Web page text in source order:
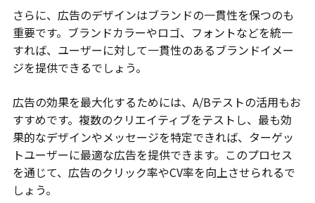
さらに、広告のデザインはブランドの一貫性を保つのも
重要です。ブランドカラーやロゴ、フォントなどを統一
すれば、ユーザーに対して一貫性のあるブランドイメー
ジを提供できるでしょう。
広告の効果を最大化するためには、A/Bテストの活用もお
すすめです。複数のクリエイティブをテストし、最も効
果的なデザインやメッセージを特定できれば、ターゲッ
トユーザーに最適な広告を提供できます。このプロセス
を通じて、広告のクリック率やCV率を向上させられるで
しょう。